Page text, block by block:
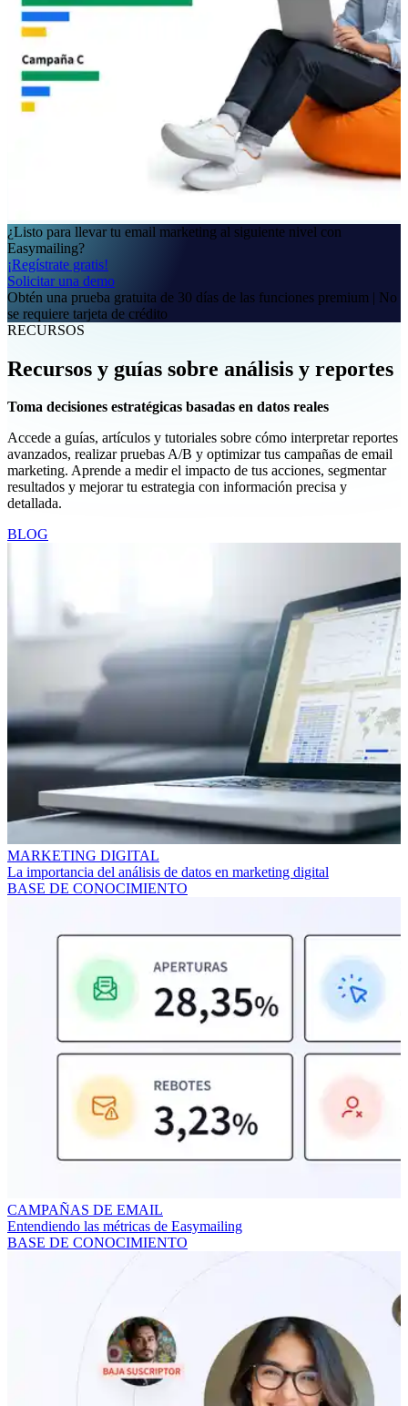
¿Listo para llevar tu email marketing al siguiente nivel con
Easymailing?
¡Regístrate gratis!
Solicitar una demo
Obtén una prueba gratuita de 30 días de las funciones premium | No
se requiere tarjeta de crédito
RECURSOS
Recursos y guías sobre análisis y reportes
Toma decisiones estratégicas basadas en datos reales
Accede a guías, artículos y tutoriales sobre cómo interpretar reportes
avanzados, realizar pruebas A/B y optimizar tus campañas de email
marketing. Aprende a medir el impacto de tus acciones, segmentar
resultados y mejorar tu estrategia con información precisa y
detallada.
BLOG
MARKETING DIGITAL
La importancia del análisis de datos en marketing digital
BASE DE CONOCIMIENTO
CAMPAÑAS DE EMAIL
Entendiendo las métricas de Easymailing
BASE DE CONOCIMIENTO